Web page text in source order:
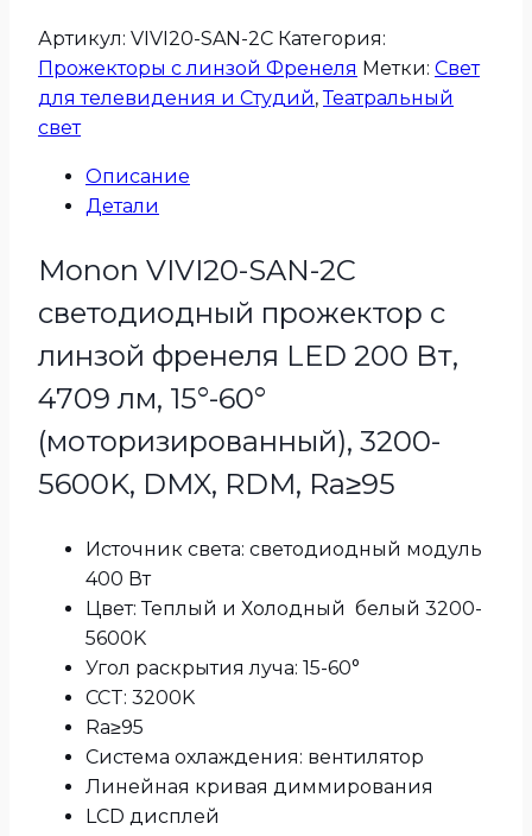
Артикул: VIVI20-SAN-2C Категория:
Прожекторы с линзой Френеля Метки: Свет
для телевидения и Студий,Театральный
свет
Описание
Детали
Monon VIVI20-SAN-2C
светодиодный прожектор с
линзой френеля LED 200 Вт,
4709 лм, 15°-60°
(моторизированный), 3200-
5600K, DMX, RDM, Ra≥95
Источник света: светодиодный модуль
400 Вт
Цвет: Теплый и Холодный белый 3200-
5600K
Угол раскрытия луча: 15-60°
CCT: 3200K
Ra≥95
Система охлаждения: вентилятор
Линейная кривая диммирования
LCD дисплей